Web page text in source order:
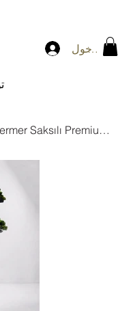
الدخول
Iceberg Yapay Bonsai Ağacı | Mermer Saksılı Premium Bonsai